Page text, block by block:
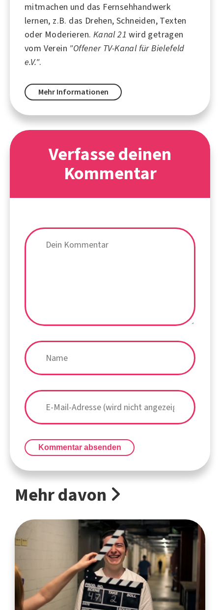
mitmachen und das Fernsehhandwerk
lernen, z.B. das Drehen, Schneiden, Texten
oder Moderieren. Kanal 21 wird getragen
vom Verein "Offener TV-Kanal für Bielefeld
e.V.".
Mehr Informationen
Verfasse deinen
Kommentar
Kommentar absenden
Mehr davon